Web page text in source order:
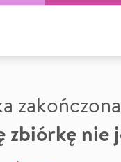
zakończona
zbiórkę nie